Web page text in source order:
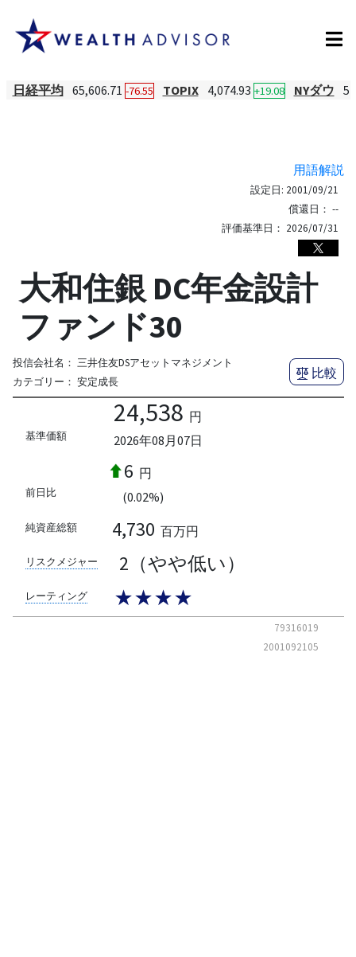
日経平均 65,606.71 -76.55 TOPIX 4,074.93 +19.08 NYダウ
用語解説
設定日: 2001/09/21
償還日： --
評価基準日： 2026/07/31
大和住銀 DC年金設計
ファンド30
投信会社名： 三井住友DSアセットマネジメント
カテゴリー： 安定成長
比較
基準価額
24,538 円
2026年08月07日
前日比
6 円
(0.02%)
純資産総額 4,730 百万円
リスクメジャー 2（やや低い）
レーティング ★★★★
79316019
2001092105